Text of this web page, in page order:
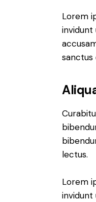
Lorem
invidunt
sanctus
lectus.
Lorem
invidunt